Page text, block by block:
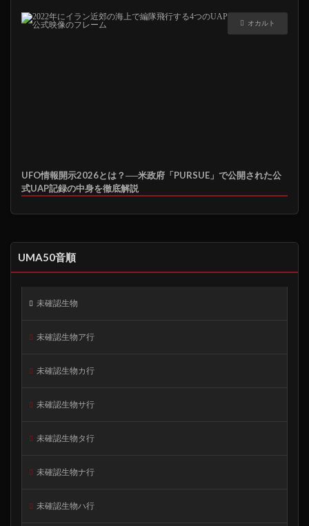
オカルト
UFO情報開示2026とは？──米政府「PURSUE」で公開された公
式UAP記録の中身を徹底解説
UMA50音順
未確認生物
未確認生物ア行
未確認生物カ行
未確認生物サ行
未確認生物タ行
未確認生物ナ行
未確認生物ハ行